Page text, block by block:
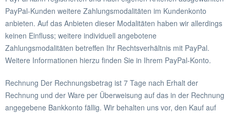
PayPal-Kunden weitere Zahlungsmodalitäten im Kundenkonto
anbieten. Auf das Anbieten dieser Modalitäten haben wir allerdings
keinen Einfluss; weitere individuell angebotene
Zahlungsmodalitäten betreffen Ihr Rechtsverhältnis mit PayPal.
Weitere Informationen hierzu finden Sie in Ihrem PayPal-Konto.
Rechnung Der Rechnungsbetrag ist 7 Tage nach Erhalt der
Rechnung und der Ware per Überweisung auf das in der Rechnung
angegebene Bankkonto fällig. Wir behalten uns vor, den Kauf auf